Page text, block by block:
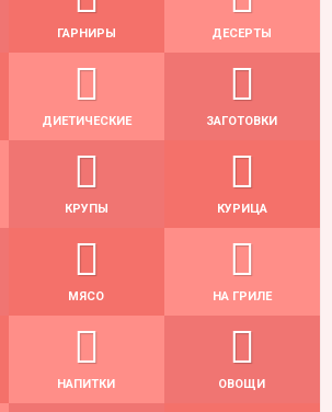
ГАРНИРЫ ДЕСЕРТЫ
ДИЕТИЧЕСКИЕ ЗАГОТОВКИ
КРУПЫ КУРИЦА
МЯСО НА ГРИЛЕ
НАПИТКИ ОВОЩИ